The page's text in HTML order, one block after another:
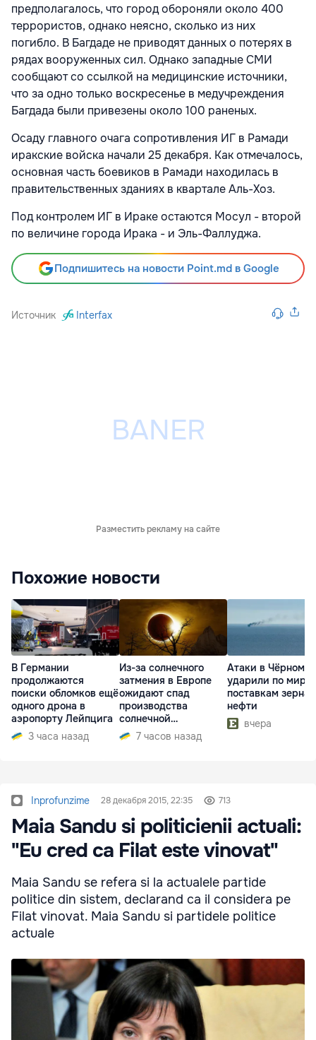
предполагалось, что город обороняли около 400
террористов, однако неясно, сколько из них
погибло. В Багдаде не приводят данных о потерях в
рядах вооруженных сил. Однако западные СМИ
сообщают со ссылкой на медицинские источники,
что за одно только воскресенье в медучреждения
Багдада были привезены около 100 раненых.
Осаду главного очага сопротивления ИГ в Рамади
иракские войска начали 25 декабря. Как отмечалось,
основная часть боевиков в Рамади находилась в
правительственных зданиях в квартале Аль-Хоз.
Под контролем ИГ в Ираке остаются Мосул - второй
по величине города Ирака - и Эль-Фаллуджа.
Подпишитесь на новости Point.md в Google
Источник Interfax
Разместить рекламу на сайте
Похожие новости
В Германии
продолжаются
поиски обломков ещё
одного дрона в
аэропорту Лейпцига
3 часа назад
Из-за солнечного
затмения в Европе
ожидают спад
производства
солнечной
электроэнергии
7 часов назад
Атаки в Чёрном
ударили по
поставкам зерна
нефти
вчера
Inprofunzime 28 декабря 2015, 22:35 713
Maia Sandu si politicienii actuali:
"Eu cred ca Filat este vinovat"
Maia Sandu se refera si la actualele partide
politice din sistem, declarand ca il considera pe
Filat vinovat. Maia Sandu si partidele politice
actuale